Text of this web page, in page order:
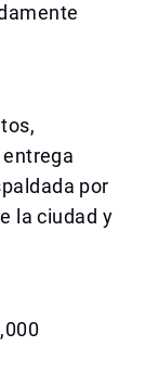
por
la ciudad y